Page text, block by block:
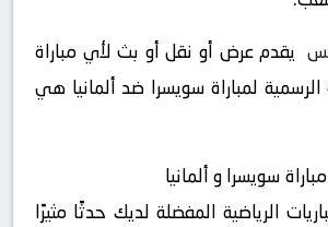
يقدم عرض أو نقل أو بث لأي مباراة
الرسمية لمباراة سويسرا ضد ألمانيا هي
سويسرا و ألمانيا
الرياضية المفضلة لديك حدثًا مثيرًا